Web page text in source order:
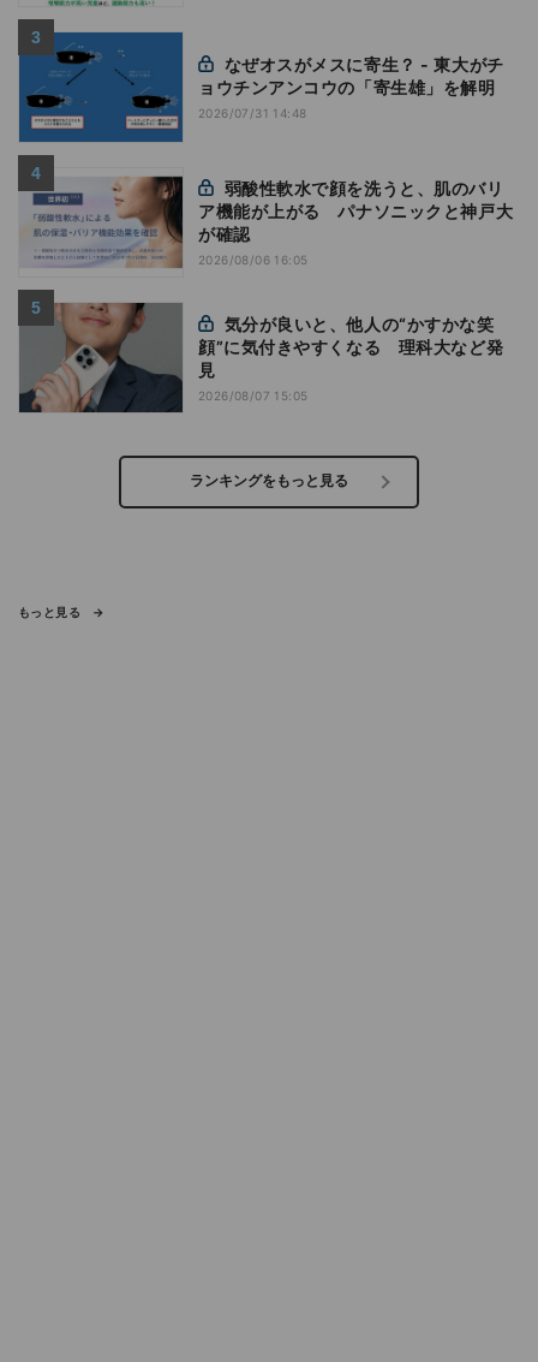
ョウチンアンコウの「寄生雄」を解明
2026/07/31 14:48
ア機能が上がる パナソニックと神戸大
が確認
2026/08/06 16:05
顔”に気付きやすくなる 理科大など発
見
2026/08/07 15:05
ランキングをもっと見る
もっと見る